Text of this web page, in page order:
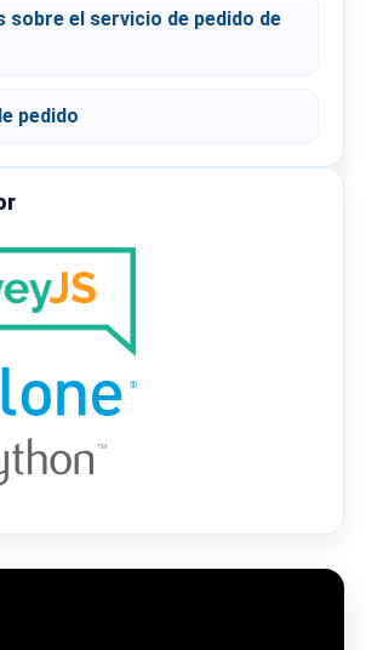
sobre el servicio de pedido de
pedido